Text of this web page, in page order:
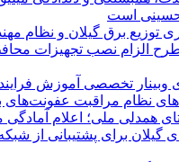
است
توزیع برق گیلان و نظام
الزام نصب تجهیزات
وبینار تخصصی آموزش فرایند
نظام مراقبت عفونت‌های
همدلی ملی؛ اعلام
گیلان برای پشتیبانی از